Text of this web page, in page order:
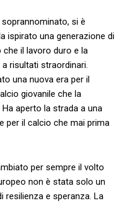
si è
ispirato una​ generazione di
il⁣ lavoro duro e la
risultati straordinari.
una nuova ‌era per il
giovanile che la
aperto la⁤ strada a una
per il calcio ⁢che mai prima
per sempre il volto
non è stata solo ​un
e⁣ speranza.​ La